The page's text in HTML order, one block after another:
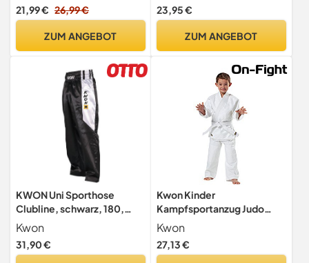
21,99 € 26,99 €
ZUM ANGEBOT
23,95 €
ZUM ANGEBOT
KWON Uni Sporthose
Clubline, schwarz, 180,
552056180
Kwon
31,90 €
Kwon Kinder
Kampfsportanzug Judo
Randori Anzug, Weiß, 130
EU
Kwon
27,13 €